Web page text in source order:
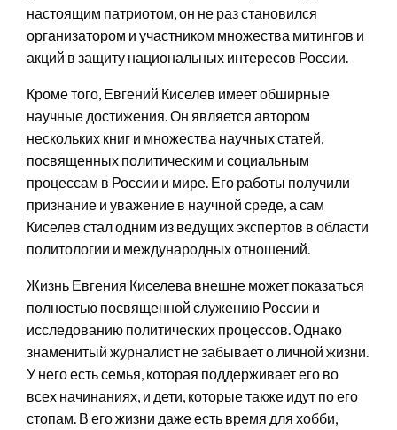
настоящим патриотом, он не раз становился
организатором и участником множества митингов и
акций в защиту национальных интересов России.
Кроме того, Евгений Киселев имеет обширные
научные достижения. Он является автором
нескольких книг и множества научных статей,
посвященных политическим и социальным
процессам в России и мире. Его работы получили
признание и уважение в научной среде, а сам
Киселев стал одним из ведущих экспертов в области
политологии и международных отношений.
Жизнь Евгения Киселева внешне может показаться
полностью посвященной служению России и
исследованию политических процессов. Однако
знаменитый журналист не забывает о личной жизни.
У него есть семья, которая поддерживает его во
всех начинаниях, и дети, которые также идут по его
стопам. В его жизни даже есть время для хобби,